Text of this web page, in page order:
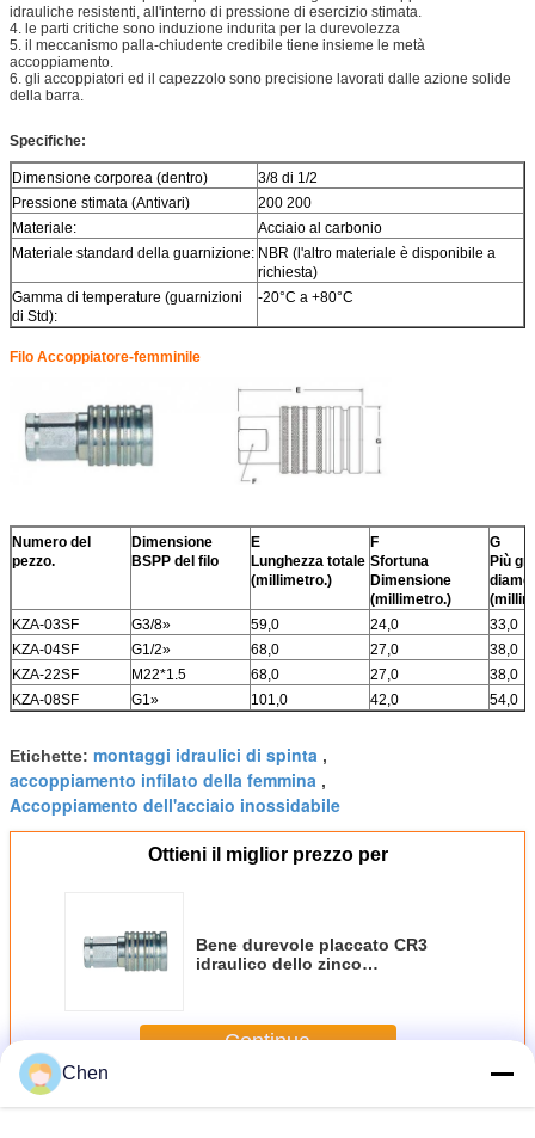
idrauliche resistenti, all'interno di pressione di esercizio stimata.
4. le parti critiche sono induzione indurita per la durevolezza
5. il meccanismo palla-chiudente credibile tiene insieme le metà
accoppiamento.
6. gli accoppiatori ed il capezzolo sono precisione lavorati dalle azione solide
della barra.
Specifiche:
Dimensione corporea (dentro)
3/8 di 1/2
Pressione stimata (Antivari)
200 200
Materiale:
Acciaio al carbonio
Materiale standard della guarnizione: NBR (l'altro materiale è disponibile a
richiesta)
Gamma di temperature (guarnizioni
di Std):
-20°C a +80°C
Filo Accoppiatore-femminile
Numero del
pezzo.
Dimensione
BSPP del filo
E
Lunghezza totale
(millimetro.)
F
Sfortuna
Dimensione
(millimetro.)
G
Più
KZA-03SF
G3/8» 59,0 24,0
33,0
KZA-04SF
G1/2» 68,0 27,0
38,0
KZA-22SF
M22*1.5 68,0 27,0
38,0
KZA-08SF
G1» 101,0 42,0 54,0
Etichette: montaggi idraulici di spinta ,
accoppiamento infilato della femmina ,
Accoppiamento dell'acciaio inossidabile
Ottieni il miglior prezzo per
Bene durevole placcato CR3
idraulico dello zinco
del filo
Continua
PiùAccoppiamento in opposizione
Chen